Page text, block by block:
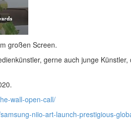
großen Screen.
gerne auch junge
wall-open-call/
niio-art-launch-prestigious-